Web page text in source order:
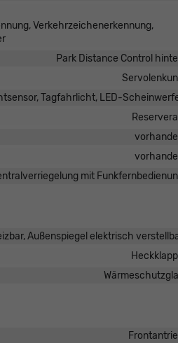
Verkehrzeichenerkennung,
Park Distance Control
Tagfahrlicht, LED-
mit
Außenspiegel elektrisch